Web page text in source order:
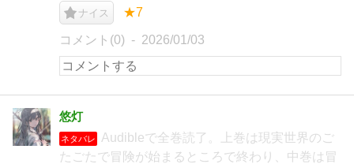
ナイス ★7
コメント(0) 2026/01/03
悠灯
ネタバレ
Audibleで全巻読了。上巻は現実世界のご
たごたで冒険が始まるところで終わり、中巻は冒